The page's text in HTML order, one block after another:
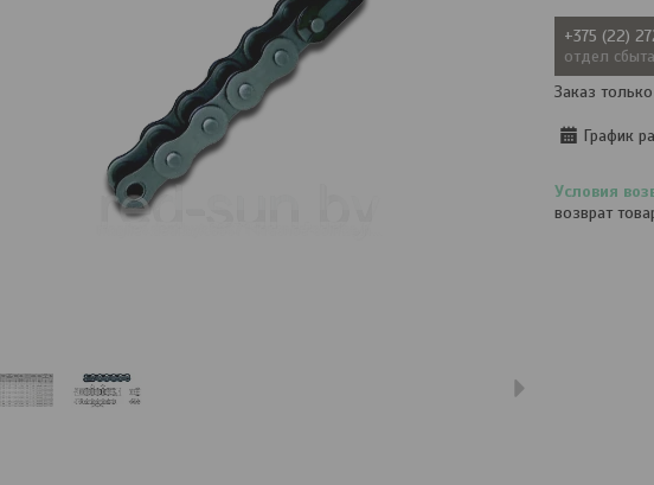
+375 (22)
отдел
Заказ
График
возврат